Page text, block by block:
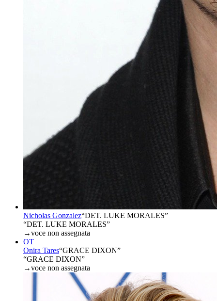
Nicholas Gonzalez“DET. LUKE MORALES”
“DET. LUKE MORALES”
→voce non assegnata
OT
Onira Tares“GRACE DIXON”
“GRACE DIXON”
→voce non assegnata